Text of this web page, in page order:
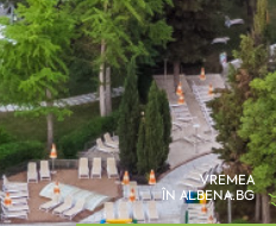
VREMEA
ÎN ALBENA.BG